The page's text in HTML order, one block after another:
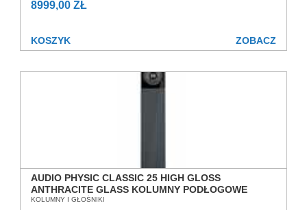
8999,00 ZŁ
KOSZYK ZOBACZ
AUDIO PHYSIC CLASSIC 25 HIGH GLOSS
ANTHRACITE GLASS KOLUMNY PODŁOGOWE
SALON POZNAŃ WROCŁAW
KOLUMNY I GŁOŚNIKI